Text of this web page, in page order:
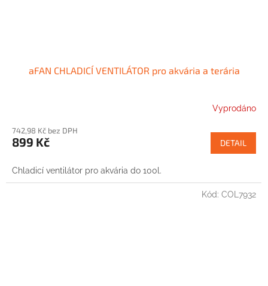
aFAN CHLADICÍ VENTILÁTOR pro akvária a terária
Vyprodáno
742,98 Kč bez DPH
899 Kč DETAIL
Chladicí ventilátor pro akvária do 100l.
Kód: COL7932